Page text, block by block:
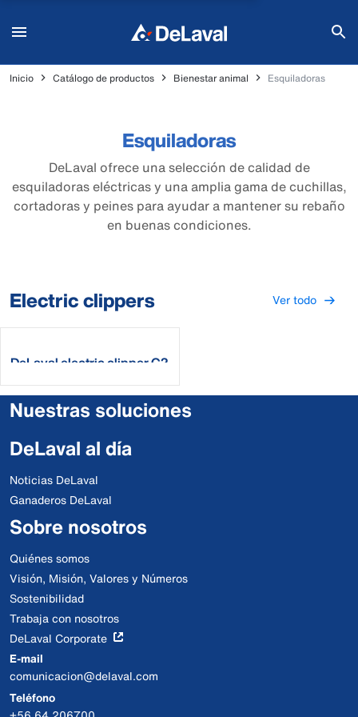
Inicio Catálogo de productos Bienestar animal Esquiladoras
Esquiladoras
DeLaval ofrece una selección de calidad de
esquiladoras eléctricas y una amplia gama de cuchillas,
cortadoras y peines para ayudar a mantener su rebaño
en buenas condiciones.
Electric clippers Ver todo
DeLaval electric clipper C2
Nuestras soluciones
DeLaval al día
Noticias DeLaval
Ganaderos DeLaval
Sobre nosotros
Quiénes somos
Visión, Misión, Valores y Números
Sostenibilidad
Trabaja con nosotros
DeLaval Corporate
E-mail
comunicacion@delaval.com
Teléfono